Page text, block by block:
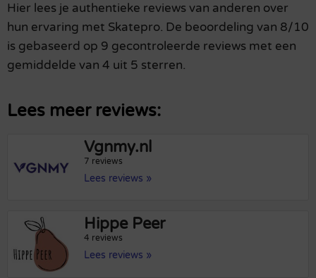
Hier lees je authentieke reviews van anderen over
hun ervaring met Skatepro. De beoordeling van 8/10
is gebaseerd op 9 gecontroleerde reviews met een
gemiddelde van 4 uit 5 sterren.
Lees meer reviews:
Vgnmy.nl
7 reviews
Lees reviews »
Hippe Peer
4 reviews
Lees reviews »